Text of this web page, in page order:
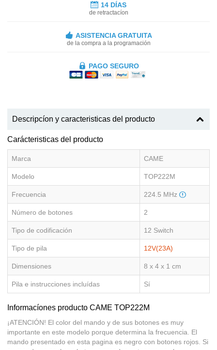
14 DÍAS
de retractacíon
ASISTENCIA GRATUITA
de la compra a la programación
PAGO SEGURO
Descripcíon y caracteristicas del producto
Carácteristicas del producto
Marca CAME
Modelo TOP222M
Frecuencia 224.5 MHz
Número de botones 2
Tipo de codificación 12 Switch
Tipo de pila 12V(23A)
Dimensiones 8 x 4 x 1 cm
Pila e instrucciones incluídas Sí
Informacíones producto CAME TOP222M
¡ATENCIÓN! El color del mando y de sus botones es muy
importante en este modelo porque determina la frecuencia. El
mando presentado en esta pagina es negro con botones rojos. Si